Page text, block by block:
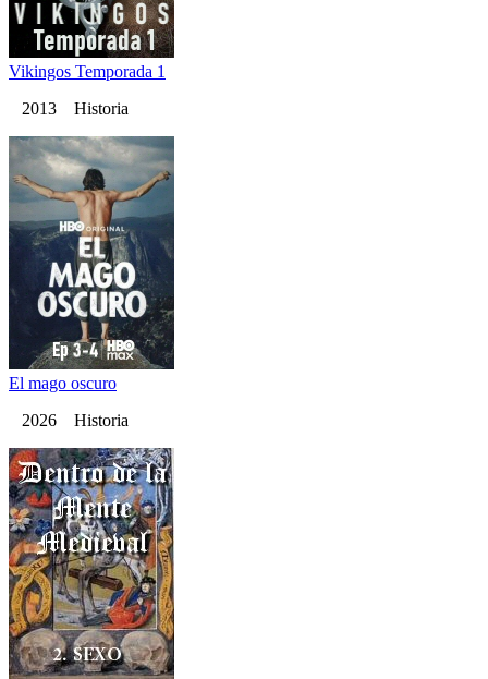
Vikingos Temporada 1
2013 Historia
El mago oscuro
2026 Historia